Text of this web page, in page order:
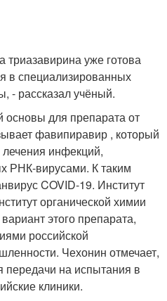
уже готова
в специализированных
- рассказал учёный.
основы для препарата от
фавипиравир , который
инфекций,
РНК-вирусами. К таким
COVID-19. Институт
органической химии
этого препарата,
российской
Чехонин отмечает,
передачи на испытания в
клиники.